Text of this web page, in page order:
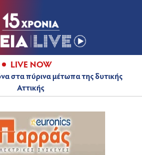
LIVE NOW
στα πύρινα μέτωπα της δυτικής
Αττικής